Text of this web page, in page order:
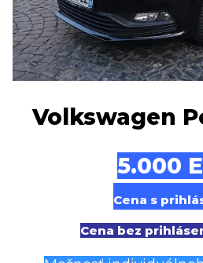
Volkswagen
5.000
Cena s
Cena bez